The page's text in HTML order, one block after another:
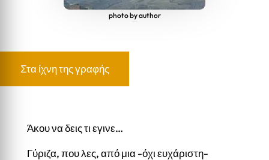
photo by author
Στα ίχνη της γραφής
Άκου να δεις τι εγινε…
Γύριζα, που λες, από μια -όχι ευχάριστη-